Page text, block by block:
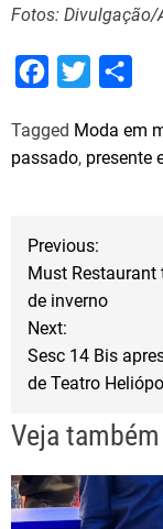
Fotos: Divulgação/
c
e
o
k
i
t
r
a
r
Tagged Moda em
passado, presente
N
g
a
Previous:
Must
de inverno
Next:
Sesc 14 Bis
de Teatro
Veja também